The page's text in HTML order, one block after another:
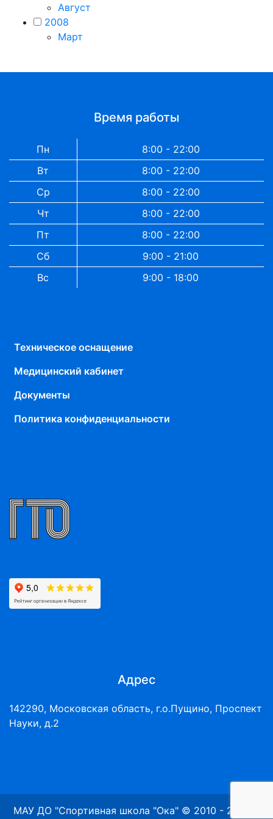
Август
2008
Март
Время работы
Пн
8:00 - 22:00
Вт
8:00 - 22:00
Ср
8:00 - 22:00
Чт
8:00 - 22:00
Пт
8:00 - 22:00
Сб
9:00 - 21:00
Вс
9:00 - 18:00
Техническое оснащение
Медицинский кабинет
Документы
Политика конфиденциальности
Адрес
142290, Московская область, г.о.Пущино, Проспект
Науки, д.2
МАУ ДО "Спортивная школа "Ока" © 2010 - 2026 г.